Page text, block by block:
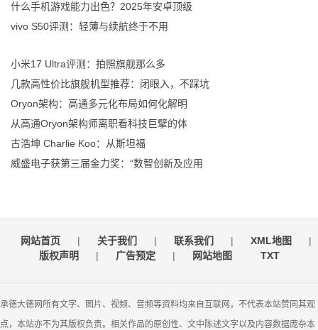
什么手机游戏能力出色？2025年安卓顶级
vivo S50评测：轻薄与续航终于不用
小米17 Ultra评测：拍照旗舰那么多
几款高性价比旗舰机型推荐：闭眼入，不踩坑
Oryon架构：高通多元化布局如何化解明
从高通Oryon架构师离职看科技巨擘的体
古浩坤 Charlie Koo：从斯坦福
威盛电子获第三届金力奖：“数智创新及应用
网站首页 | 关于我们 | 联系我们 | XML地图
|
版权声明
| 广告预定 | 网站地图 TXT
承德大德网所有文字、图片、视频、音频等资料均来自互联网，不代表本站赞同其观
点，本站亦不为其版权负责。相关作品的原创性、文中陈述文字以及内容数据庞杂本